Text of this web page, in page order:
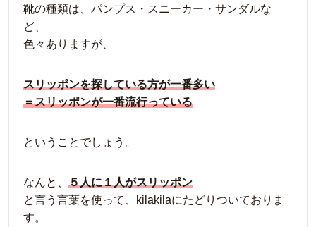
靴の種類は、パンプス・スニーカー・サンダルな
ど、
色々ありますが、
スリッポンを探している方が一番多い
＝スリッポンが一番流行っている
ということでしょう。
なんと、 ５人に１人がスリッポン
と言う言葉を使って、kilakilaにたどりついておりま
す。